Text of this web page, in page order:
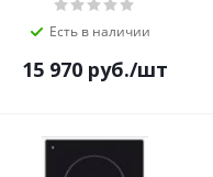
Есть в наличии
15 970 руб./шт